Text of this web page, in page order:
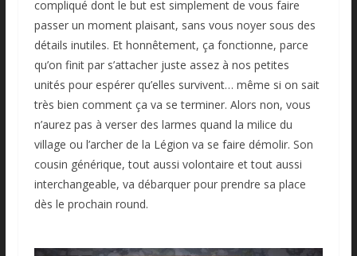
compliqué dont le but est simplement de vous faire
passer un moment plaisant, sans vous noyer sous des
détails inutiles. Et honnêtement, ça fonctionne, parce
qu’on finit par s’attacher juste assez à nos petites
unités pour espérer qu’elles survivent… même si on sait
très bien comment ça va se terminer. Alors non, vous
n’aurez pas à verser des larmes quand la milice du
village ou l’archer de la Légion va se faire démolir. Son
cousin générique, tout aussi volontaire et tout aussi
interchangeable, va débarquer pour prendre sa place
dès le prochain round.